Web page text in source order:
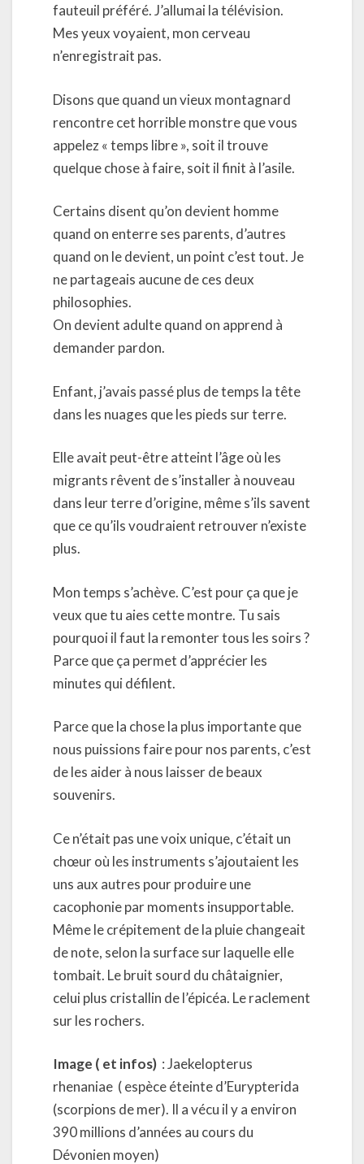
fauteuil préféré. J’allumai la télévision.
Mes yeux voyaient, mon cerveau
n’enregistrait pas.
Disons que quand un vieux montagnard
rencontre cet horrible monstre que vous
appelez « temps libre », soit il trouve
quelque chose à faire, soit il finit à l’asile.
Certains disent qu’on devient homme
quand on enterre ses parents, d’autres
quand on le devient, un point c’est tout. Je
ne partageais aucune de ces deux
philosophies.
On devient adulte quand on apprend à
demander pardon.
Enfant, j’avais passé plus de temps la tête
dans les nuages que les pieds sur terre.
Elle avait peut-être atteint l’âge où les
migrants rêvent de s’installer à nouveau
dans leur terre d’origine, même s’ils savent
que ce qu’ils voudraient retrouver n’existe
plus.
Mon temps s’achève. C’est pour ça que je
veux que tu aies cette montre. Tu sais
pourquoi il faut la remonter tous les soirs ?
Parce que ça permet d’apprécier les
minutes qui défilent.
Parce que la chose la plus importante que
nous puissions faire pour nos parents, c’est
de les aider à nous laisser de beaux
souvenirs.
Ce n’était pas une voix unique, c’était un
chœur où les instruments s’ajoutaient les
uns aux autres pour produire une
cacophonie par moments insupportable.
Même le crépitement de la pluie changeait
de note, selon la surface sur laquelle elle
tombait. Le bruit sourd du châtaignier,
celui plus cristallin de l’épicéa. Le raclement
sur les rochers.
Image ( et infos) : Jaekelopterus
rhenaniae ( espèce éteinte d’Eurypterida
(scorpions de mer). Il a vécu il y a environ
390 millions d’années au cours du
Dévonien moyen)